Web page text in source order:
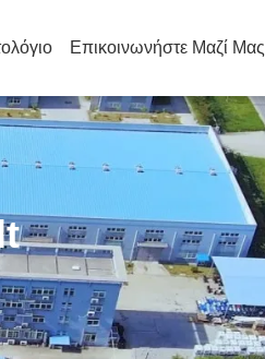
Επικοινωνήστε Μαζί Μας